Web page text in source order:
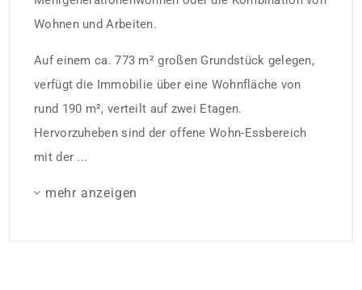
Wohnen und Arbeiten.
Auf einem ca. 773 m² großen Grundstück gelegen,
verfügt die Immobilie über eine Wohnfläche von
rund 190 m², verteilt auf zwei Etagen.
Hervorzuheben sind der offene Wohn-Essbereich
mit der ...
mehr anzeigen